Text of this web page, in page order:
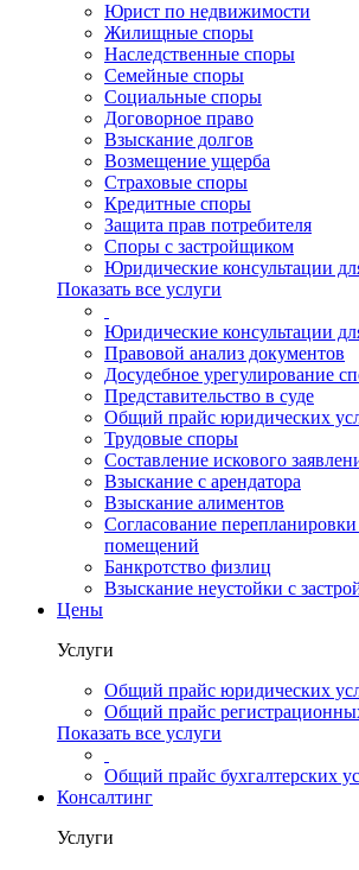
Юрист по недвижимости
Жилищные споры
Наследственные споры
Семейные споры
Социальные споры
Договорное право
Взыскание долгов
Возмещение ущерба
Страховые споры
Кредитные споры
Защита прав потребителя
Споры с застройщиком
Юридические консультации
Показать все услуги
Юридические консультации
Правовой анализ документов
Досудебное урегулирование
Представительство в суде
Общий прайс юридических
Трудовые споры
Составление искового
Взыскание с арендатора
Взыскание алиментов
Cогласование
помещений
Банкротство физлиц
Взыскание неустойки с
Цены
Услуги
Общий прайс юридических
Общий прайс
Показать все услуги
Общий прайс бухгалтерских
Консалтинг
Услуги